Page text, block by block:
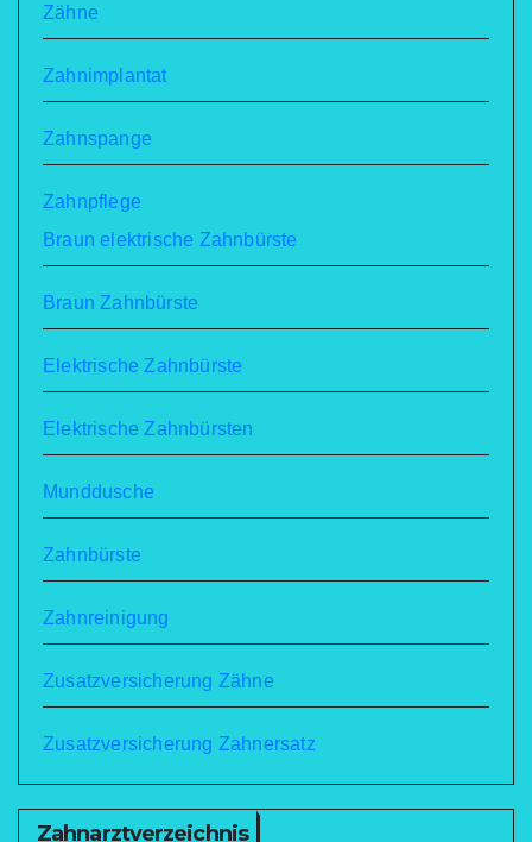
Zähne
Zahnimplantat
Zahnspange
Zahnpflege
Braun elektrische Zahnbürste
Braun Zahnbürste
Elektrische Zahnbürste
Elektrische Zahnbürsten
Munddusche
Zahnbürste
Zahnreinigung
Zusatzversicherung Zähne
Zusatzversicherung Zahnersatz
Zahnarztverzeichnis